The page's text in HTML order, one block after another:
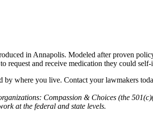
in Annapolis. Modeled after proven
and receive medication they could
by where you live. Contact your lawmakers
Compassion & Choices (the
at the federal and state levels.